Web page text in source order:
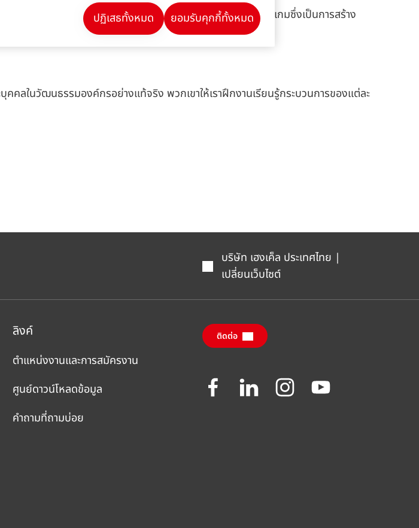
จากแผนกต่าง ๆ ทุกวัน ในวันพุธเราจะเล่นบอร์ดเกมและวิดีโอเกมซึ่งเป็นการสร้าง
นใหม่
คลในวัฒนธรรมองค์กรอย่างแท้จริง พวกเขาให้เราฝึกงานเรียนรู้กระบวนการของแต่ละ
บริษัท เฮงเค็ล ประเทศไทย |
เปลี่ยนเว็บไซต์
ลิงค์
ตำแหน่งงานและการสมัครงาน
ศูนย์ดาวน์โหลดข้อมูล
คำถามที่ถามบ่อย
ติดต่อ
Join
Join
on
Join
on
Join
us
on
ปฏิเสธทั้งหมด ยอมรับคุกกี้ทั้งหมด